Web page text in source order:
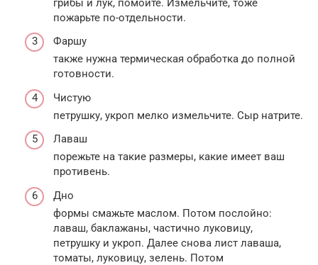
грибы и лук, помойте. Измельчите, тоже
пожарьте по-отдельности.
Фаршу
также нужна термическая обработка до полной
готовности.
Чистую
петрушку, укроп мелко измельчите. Сыр натрите.
Лаваш
порежьте на такие размеры, какие имеет ваш
противень.
Дно
формы смажьте маслом. Потом послойно:
лаваш, баклажаны, частично луковицу,
петрушку и укроп. Далее снова лист лаваша,
томаты, луковицу, зелень. Потом